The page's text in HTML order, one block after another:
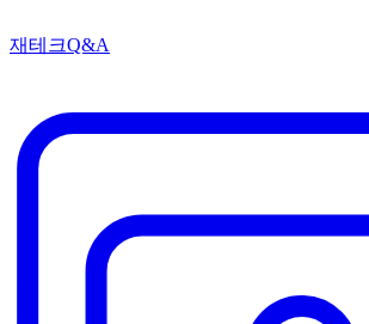
재테크Q&A